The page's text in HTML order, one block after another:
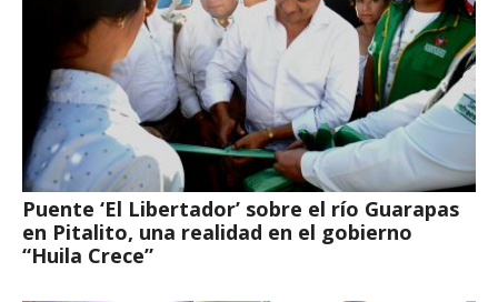
Puente ‘El Libertador’ sobre el río Guarapas
en Pitalito, una realidad en el gobierno
“Huila Crece”